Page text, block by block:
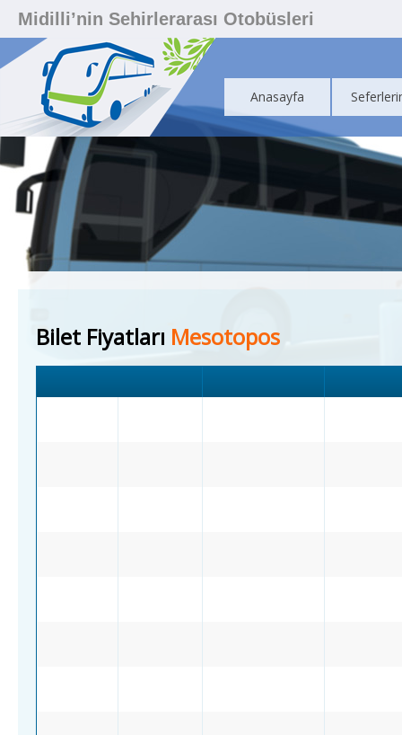
Midilli’nin Sehirlerarası Otobüsleri
Anasayfa
Bilet Fiyatları Mesotopos